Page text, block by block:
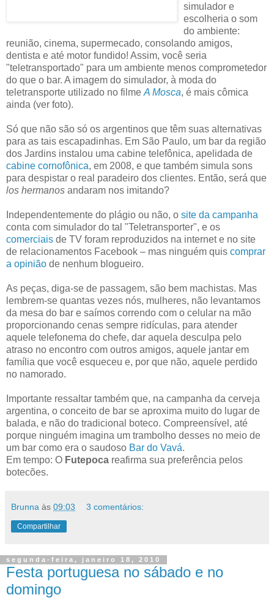
simulador e
escolheria o som
do ambiente:
reunião, cinema, supermecado, consolando amigos,
dentista e até motor fundido! Assim, você seria
"teletransportado" para um ambiente menos comprometedor
do que o bar. A imagem do simulador, à moda do
teletransporte utilizado no filme A Mosca, é mais cômica
ainda (ver foto).
Só que não são só os argentinos que têm suas alternativas
para as tais escapadinhas. Em São Paulo, um bar da região
dos Jardins instalou uma cabine telefônica, apelidada de
cabine cornofônica, em 2008, e que também simula sons
para despistar o real paradeiro dos clientes. Então, será que
los hermanos andaram nos imitando?
Independentemente do plágio ou não, o site da campanha
conta com simulador do tal "Teletransporter", e os
comerciais de TV foram reproduzidos na internet e no site
de relacionamentos Facebook – mas ninguém quis comprar
a opinião de nenhum blogueiro.
As peças, diga-se de passagem, são bem machistas. Mas
lembrem-se quantas vezes nós, mulheres, não levantamos
da mesa do bar e saímos correndo com o celular na mão
proporcionando cenas sempre ridículas, para atender
aquele telefonema do chefe, dar aquela desculpa pelo
atraso no encontro com outros amigos, aquele jantar em
família que você esqueceu e, por que não, aquele perdido
no namorado.
Importante ressaltar também que, na campanha da cerveja
argentina, o conceito de bar se aproxima muito do lugar de
balada, e não do tradicional boteco. Compreensível, até
porque ninguém imagina um trambolho desses no meio de
um bar como era o saudoso Bar do Vavá.
Em tempo: O Futepoca reafirma sua preferência pelos
botecões.
Brunna às 09:03 3 comentários:
Compartilhar
segunda-feira, janeiro 18, 2010
Festa portuguesa no sábado e no
domingo